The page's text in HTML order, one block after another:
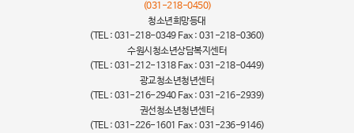
(031-218-0450)
청소년희망등대
(TEL : 031-218-0349 Fax : 031-218-0360)
수원시청소년상담복지센터
(TEL : 031-212-1318 Fax : 031-218-0449)
광교청소년청년센터
(TEL : 031-216-2940 Fax : 031-216-2939)
권선청소년청년센터
(TEL : 031-226-1601 Fax : 031-236-9146)